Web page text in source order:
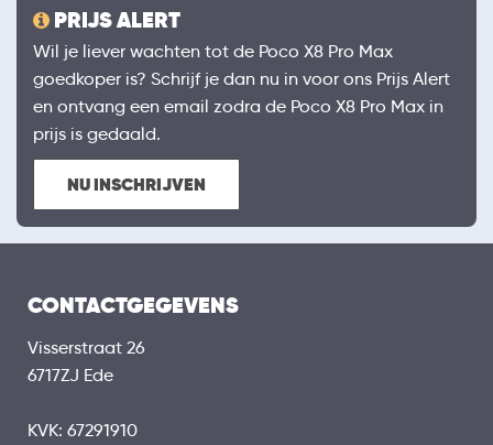
PRIJS ALERT
Wil je liever wachten tot de Poco X8 Pro Max
goedkoper is? Schrijf je dan nu in voor ons Prijs Alert
en ontvang een email zodra de Poco X8 Pro Max in
prijs is gedaald.
NU INSCHRIJVEN
CONTACTGEGEVENS
Visserstraat 26
6717ZJ Ede
KVK: 67291910